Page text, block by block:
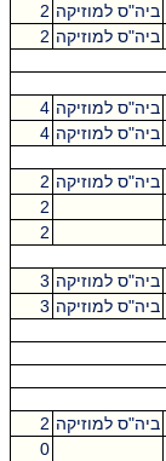
ביה"ס למוזיקה 2
ביה"ס למוזיקה 2
ביה"ס למוזיקה 4
ביה"ס למוזיקה 4
ביה"ס למוזיקה 2
2
2
ביה"ס למוזיקה 3
ביה"ס למוזיקה 3
ביה"ס למוזיקה 2
0